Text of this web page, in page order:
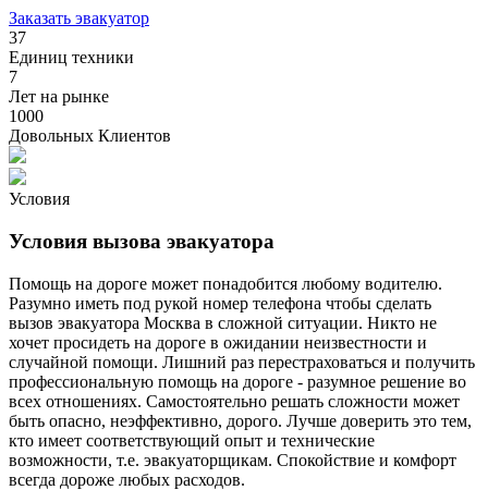
Заказать эвакуатор
37
Единиц техники
7
Лет на рынке
1000
Довольных Клиентов
Условия
Условия вызова эвакуатора
Помощь на дороге может понадобится любому водителю.
Разумно иметь под рукой номер телефона чтобы сделать
вызов эвакуатора Москва в сложной ситуации. Никто не
хочет просидеть на дороге в ожидании неизвестности и
случайной помощи. Лишний раз перестраховаться и получить
профессиональную помощь на дороге - разумное решение во
всех отношениях. Самостоятельно решать сложности может
быть опасно, неэффективно, дорого. Лучше доверить это тем,
кто имеет соответствующий опыт и технические
возможности, т.е. эвакуаторщикам. Спокойствие и комфорт
всегда дороже любых расходов.